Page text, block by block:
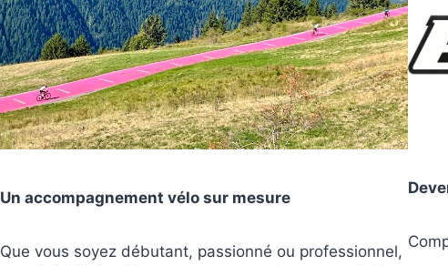
Un accompagnement vélo sur mesure
Que vous soyez débutant, passionné ou professionnel,